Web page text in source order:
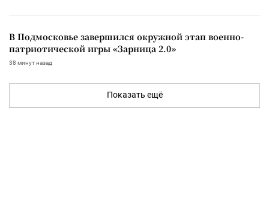
В Подмосковье завершился окружной этап военно-
патриотической игры «Зарница 2.0»
38 минут назад
Показать ещё